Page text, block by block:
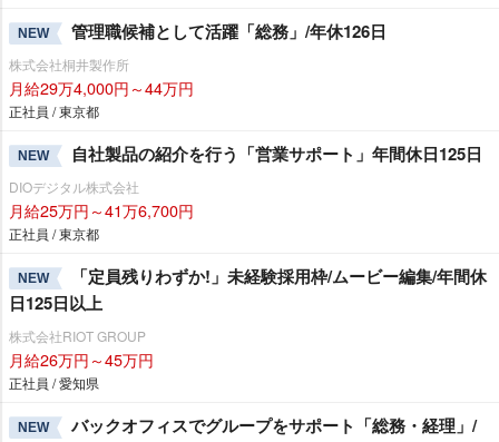
NEW 管理職候補として活躍「総務」/年休126日
株式会社桐井製作所
月給29万4,000円～44万円
正社員 / 東京都
NEW 自社製品の紹介を行う「営業サポート」年間休日125日
DIOデジタル株式会社
月給25万円～41万6,700円
正社員 / 東京都
NEW
「定員残りわずか!」未経験採用枠/ムービー編集/年間休
日125日以上
株式会社RIOT GROUP
月給26万円～45万円
正社員 / 愛知県
NEW
バックオフィスでグループをサポート「総務・経理」/